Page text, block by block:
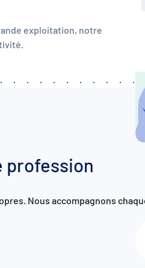
exploitation, notre
profession
Nous accompagnons